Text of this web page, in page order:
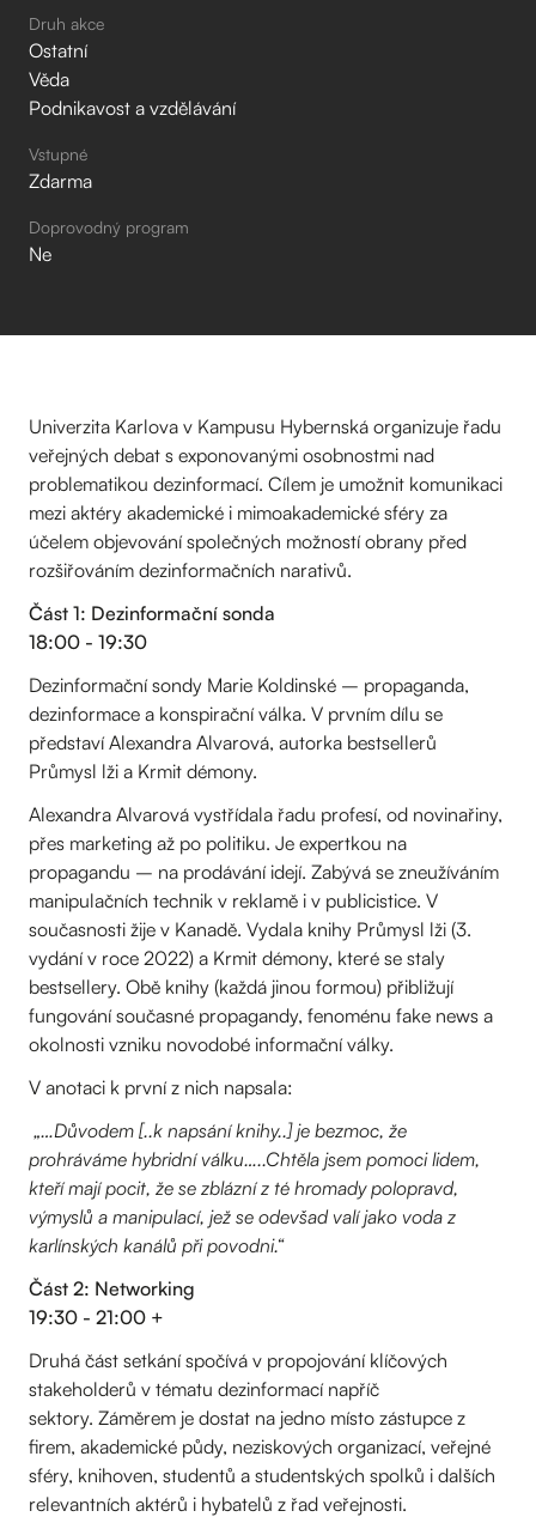
Druh akce
Ostatní
Věda
Podnikavost a vzdělávání
Vstupné
Zdarma
Doprovodný program
Ne
Univerzita Karlova v Kampusu Hybernská organizuje řadu
veřejných debat s exponovanými osobnostmi nad
problematikou dezinformací. Cílem je umožnit komunikaci
mezi aktéry akademické i mimoakademické sféry za
účelem objevování společných možností obrany před
rozšiřováním dezinformačních narativů.
Část 1: Dezinformační sonda
18:00 - 19:30
Dezinformační sondy Marie Koldinské – propaganda,
dezinformace a konspirační válka. V prvním dílu se
představí Alexandra Alvarová, autorka bestsellerů
Průmysl lži a Krmit démony.
Alexandra Alvarová vystřídala řadu profesí, od novinařiny,
přes marketing až po politiku. Je expertkou na
propagandu – na prodávání idejí. Zabývá se zneužíváním
manipulačních technik v reklamě i v publicistice. V
současnosti žije v Kanadě. Vydala knihy Průmysl lži (3.
vydání v roce 2022) a Krmit démony, které se staly
bestsellery. Obě knihy (každá jinou formou) přibližují
fungování současné propagandy, fenoménu fake news a
okolnosti vzniku novodobé informační války.
V anotaci k první z nich napsala:
„…Důvodem [..k napsání knihy..] je bezmoc, že
prohráváme hybridní válku…..Chtěla jsem pomoci lidem,
kteří mají pocit, že se zblázní z té hromady polopravd,
výmyslů a manipulací, jež se odevšad valí jako voda z
karlínských kanálů při povodni.“
Část 2: Networking
19:30 - 21:00 +
Druhá část setkání spočívá v propojování klíčových
stakeholderů v tématu dezinformací napříč
sektory. Záměrem je dostat na jedno místo zástupce z
firem, akademické půdy, neziskových organizací, veřejné
sféry, knihoven, studentů a studentských spolků i dalších
relevantních aktérů i hybatelů z řad veřejnosti.